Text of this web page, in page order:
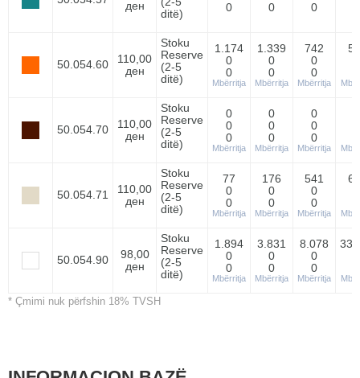
ден
ditë)
0
0
0
50.054.60
110,00
ден
Stoku
Reserve
(2-5
ditë)
1.174
0
0
Mbërritja
1.339
0
0
Mbërritja
742
0
0
Mbërritja
50.054.70
110,00
ден
Stoku
Reserve
(2-5
ditë)
0
0
0
Mbërritja
0
0
0
Mbërritja
0
0
0
Mbërritja
50.054.71
110,00
ден
Stoku
Reserve
(2-5
ditë)
77
0
0
Mbërritja
176
0
0
Mbërritja
541
0
0
Mbërritja
50.054.90
98,00
ден
Stoku
Reserve
(2-5
ditë)
1.894
0
0
Mbërritja
3.831
0
0
Mbërritja
8.078
0
0
Mbërritja
* Çmimi nuk përfshin 18% TVSH